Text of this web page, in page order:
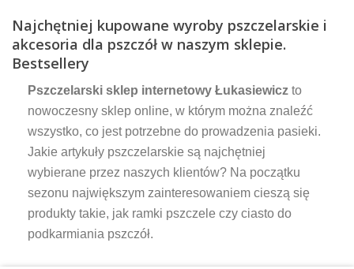
Najchętniej kupowane wyroby pszczelarskie i
akcesoria dla pszczół w naszym sklepie.
Bestsellery
Pszczelarski sklep internetowy Łukasiewicz to
nowoczesny sklep online, w którym można znaleźć
wszystko, co jest potrzebne do prowadzenia pasieki.
Jakie artykuły pszczelarskie są najchętniej
wybierane przez naszych klientów? Na początku
sezonu największym zainteresowaniem cieszą się
produkty takie, jak ramki pszczele czy ciasto do
podkarmiania pszczół.